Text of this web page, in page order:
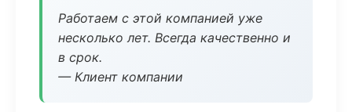
Работаем с этой компанией уже
несколько лет. Всегда качественно и
в срок.
— Клиент компании